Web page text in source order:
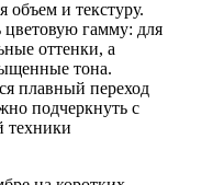
объем и текстуру.
гамму: для
оттенки, а
тона.
плавный переход
подчеркнуть с
техники